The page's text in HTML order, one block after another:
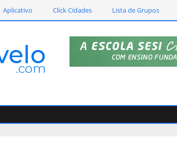
Aplicativo Click Cidades Lista de Grupos